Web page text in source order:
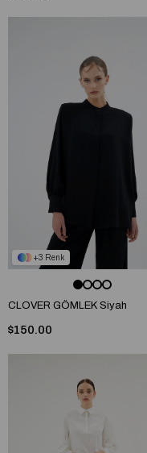
3
CLOVER GÖMLEK Siyah
$150.00